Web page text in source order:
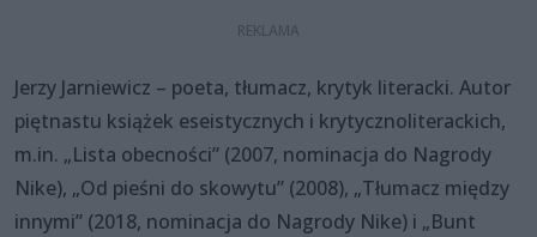
Jerzy Jarniewicz – poeta, tłumacz, krytyk literacki. Autor
piętnastu książek eseistycznych i krytycznoliterackich,
m.in. „Lista obecności” (2007, nominacja do Nagrody
Nike), „Od pieśni do skowytu” (2008), „Tłumacz między
innymi” (2018, nominacja do Nagrody Nike) i „Bunt